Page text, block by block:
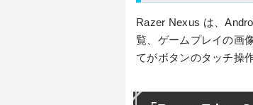
Razer Nexus は、
覧、ゲームプレイの画
てがボタンのタッチ操